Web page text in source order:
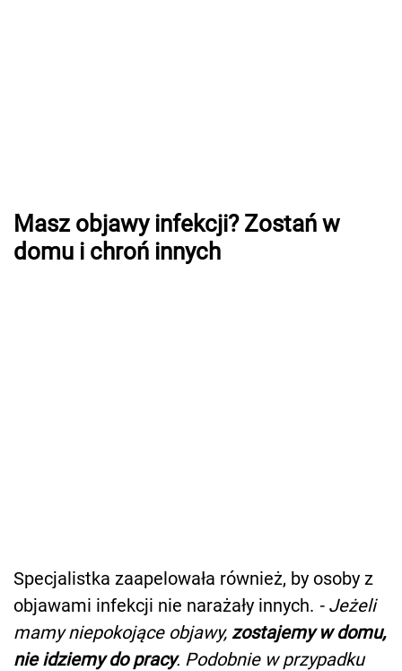
Masz objawy infekcji? Zostań w
domu i chroń innych
Specjalistka zaapelowała również, by osoby z
objawami infekcji nie narażały innych. - Jeżeli
mamy niepokojące objawy, zostajemy w domu,
nie idziemy do pracy. Podobnie w przypadku